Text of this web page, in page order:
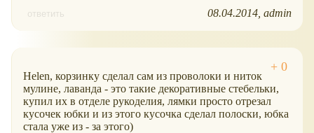
ответить 08.04.2014 admin
Helen, корзинку сделал сам из проволоки и ниток
мулине, лаванда - это такие декоративные стебельки,
купил их в отделе рукоделия, лямки просто отрезал
кусочек юбки и из этого кусочка сделал полоски, юбка
стала уже из - за этого)